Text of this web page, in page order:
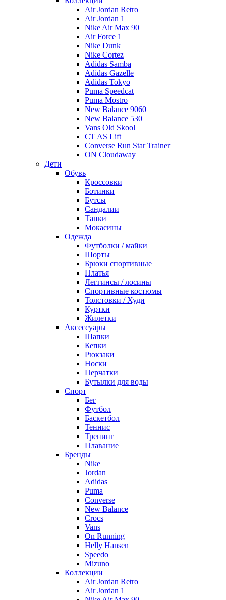
Air Jordan Retro
Air Jordan 1
Nike Air Max 90
Air Force 1
Nike Dunk
Nike Cortez
Adidas Samba
Adidas Gazelle
Adidas Tokyo
Puma Speedcat
Puma Mostro
New Balance 9060
New Balance 530
Vans Old Skool
CT AS Lift
Converse Run Star Trainer
ON Cloudaway
Дети
Обувь
Кроссовки
Ботинки
Бутсы
Сандалии
Тапки
Мокасины
Одежда
Футболки / майки
Шорты
Брюки спортивные
Платья
Леггинсы / лосины
Спортивные костюмы
Толстовки / Худи
Куртки
Жилетки
Аксессуары
Шапки
Кепки
Рюкзаки
Носки
Перчатки
Бутылки для воды
Спорт
Бег
Футбол
Баскетбол
Теннис
Тренинг
Плавание
Бренды
Nike
Jordan
Adidas
Puma
Converse
New Balance
Crocs
Vans
On Running
Helly Hansen
Speedo
Mizuno
Коллекции
Air Jordan Retro
Air Jordan 1